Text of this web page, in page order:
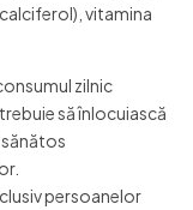
vitamina
zilnic
să înlocuiască
sănătos
persoanelor